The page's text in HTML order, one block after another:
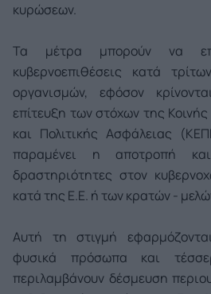
κυρώσεων.
Τα μέτρα μπορούν να
κυβερνοεπιθέσεις κατά
οργανισμών, εφόσον
επίτευξη των στόχων της
και Πολιτικής Ασφάλειας
παραμένει η αποτροπή
δραστηριότητες στον
κατά της Ε.Ε. ή των κρατών -
Αυτή τη στιγμή
φυσικά πρόσωπα και
περιλαμβάνουν δέσμευση